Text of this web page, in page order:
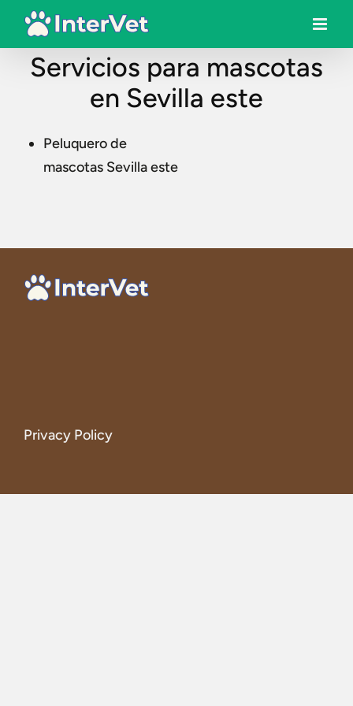
Servicios para mascotas
en Sevilla este
Peluquero de
mascotas Sevilla este
Privacy Policy